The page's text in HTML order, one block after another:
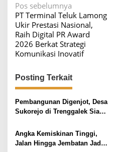
N
a
v
i
a
s
i
p
o
s
Pos sebelumnya
PT Terminal Teluk Lamong
Ukir Prestasi Nasional,
Raih Digital PR Award
2026 Berkat Strategi
Komunikasi Inovatif
Posting Terkait
Pembangunan Digenjot, Desa
Sukorejo di Trenggalek Siap
Angka Kemiskinan Tinggi,
Jalan Hingga Jembatan Jadi